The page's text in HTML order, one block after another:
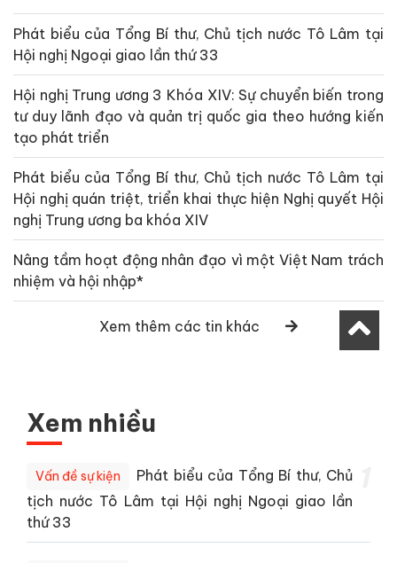
Phát biểu của Tổng Bí thư, Chủ tịch nước Tô Lâm tại
Hội nghị Ngoại giao lần thứ 33
Hội nghị Trung ương 3 Khóa XIV: Sự chuyển biến trong
tư duy lãnh đạo và quản trị quốc gia theo hướng kiến
tạo phát triển
Phát biểu của Tổng Bí thư, Chủ tịch nước Tô Lâm tại
Hội nghị quán triệt, triển khai thực hiện Nghị quyết Hội
nghị Trung ương ba khóa XIV
Nâng tầm hoạt động nhân đạo vì một Việt Nam trách
nhiệm và hội nhập*
Xem thêm các tin khác
Xem nhiều
Vấn đề sự kiện
Phát biểu của Tổng Bí thư, Chủ
tịch nước Tô Lâm tại Hội nghị Ngoại giao lần
thứ 33